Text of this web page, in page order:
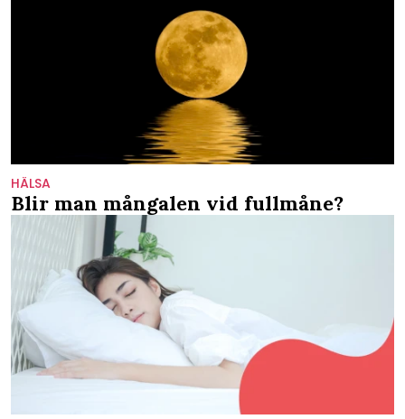
HÄLSA
Blir man mångalen vid fullmåne?